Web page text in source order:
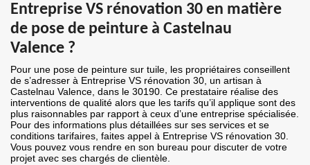
Entreprise VS rénovation 30 en matière
de pose de peinture à Castelnau
Valence ?
Pour une pose de peinture sur tuile, les propriétaires conseillent
de s’adresser à Entreprise VS rénovation 30, un artisan à
Castelnau Valence, dans le 30190. Ce prestataire réalise des
interventions de qualité alors que les tarifs qu’il applique sont des
plus raisonnables par rapport à ceux d’une entreprise spécialisée.
Pour des informations plus détaillées sur ses services et se
conditions tarifaires, faites appel à Entreprise VS rénovation 30.
Vous pouvez vous rendre en son bureau pour discuter de votre
projet avec ses chargés de clientèle.